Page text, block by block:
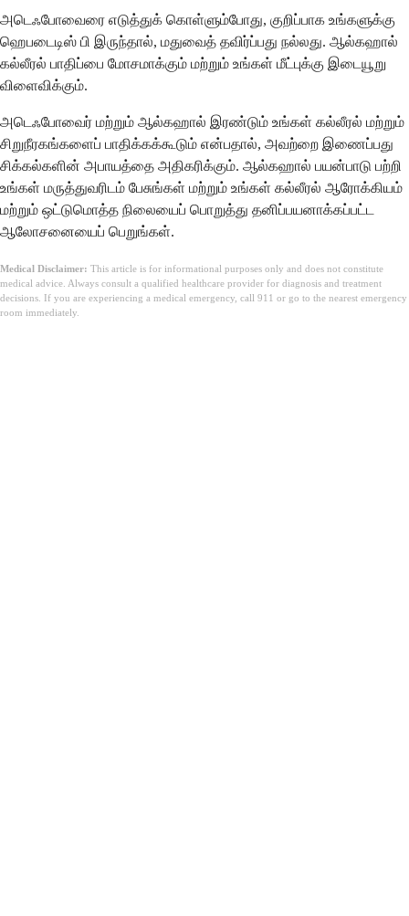
அடெஃபோவைரை எடுத்துக் கொள்ளும்போது, ​​குறிப்பாக உங்களுக்கு
ஹெபடைடிஸ் பி இருந்தால், மதுவைத் தவிர்ப்பது நல்லது. ஆல்கஹால்
கல்லீரல் பாதிப்பை மோசமாக்கும் மற்றும் உங்கள் மீட்புக்கு இடையூறு
விளைவிக்கும்.
அடெஃபோவைர் மற்றும் ஆல்கஹால் இரண்டும் உங்கள் கல்லீரல் மற்றும்
சிறுநீரகங்களைப் பாதிக்கக்கூடும் என்பதால், அவற்றை இணைப்பது
சிக்கல்களின் அபாயத்தை அதிகரிக்கும். ஆல்கஹால் பயன்பாடு பற்றி
உங்கள் மருத்துவரிடம் பேசுங்கள் மற்றும் உங்கள் கல்லீரல் ஆரோக்கியம்
மற்றும் ஒட்டுமொத்த நிலையைப் பொறுத்து தனிப்பயனாக்கப்பட்ட
ஆலோசனையைப் பெறுங்கள்.
Medical Disclaimer: This article is for informational purposes only and does not constitute
medical advice. Always consult a qualified healthcare provider for diagnosis and treatment
decisions. If you are experiencing a medical emergency, call 911 or go to the nearest emergency
room immediately.